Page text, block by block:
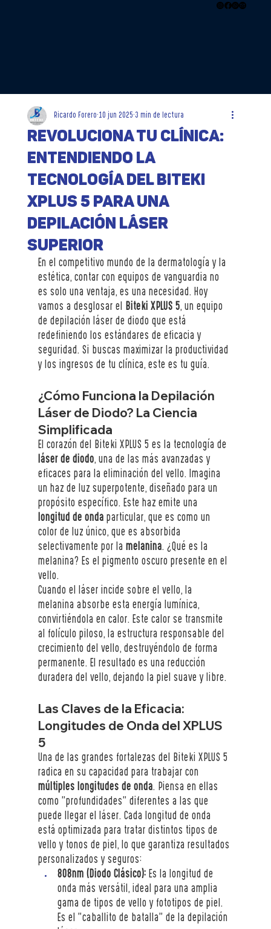
Revoluciona tu Clínica:
Entendiendo la
Tecnología del Biteki
XPLUS 5 para una
Depilación Láser
Superior
Ricardo Forero 10 jun 2025 3 min de lectura
En el competitivo mundo de la dermatología y la
estética, contar con equipos de vanguardia no
es solo una ventaja, es una necesidad. Hoy
vamos a desglosar el
Biteki XPLUS 5, un equipo
de depilación láser de diodo que está
redefiniendo los estándares de eficacia y
seguridad. Si buscas maximizar la productividad
y los ingresos de tu clínica, este es tu guía.
¿Cómo Funciona la Depilación
Láser de Diodo? La Ciencia
Simplificada
El corazón del Biteki XPLUS 5 es la tecnología de
láser de diodo, una de las más avanzadas y
eficaces para la eliminación del vello. Imagina
un haz de luz superpotente, diseñado para un
propósito específico. Este haz emite una
longitud de onda
particular, que es como un
color de luz único, que es absorbida
selectivamente por la
melanina. ¿Qué es la
melanina? Es el pigmento oscuro presente en el
vello.
Cuando el láser incide sobre el vello, la
melanina absorbe esta energía lumínica,
convirtiéndola en calor. Este calor se transmite
al folículo piloso, la estructura responsable del
crecimiento del vello, destruyéndolo de forma
permanente. El resultado es una reducción
duradera del vello, dejando la piel suave y libre.
Las Claves de la Eficacia:
Longitudes de Onda del XPLUS
5
Una de las grandes fortalezas del Biteki XPLUS 5
radica en su capacidad para trabajar con
múltiples longitudes de onda. Piensa en ellas
como "profundidades" diferentes a las que
puede llegar el láser. Cada longitud de onda
está optimizada para tratar distintos tipos de
vello y tonos de piel, lo que garantiza resultados
personalizados y seguros:
808nm (Diodo Clásico): Es la longitud de
onda más versátil, ideal para una amplia
gama de tipos de vello y fototipos de piel.
Es el "caballito de batalla" de la depilación